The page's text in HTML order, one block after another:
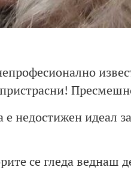
недостижен идеал
се гледа веднаш